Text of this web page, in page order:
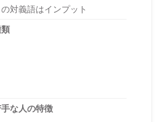
対義語はインプット
な人の特徴